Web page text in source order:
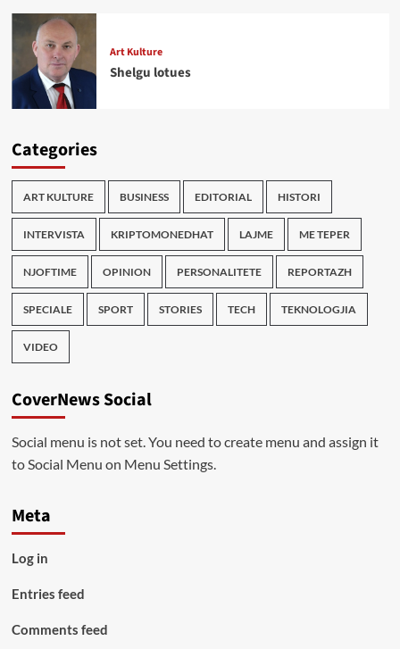
Art Kulture
Shelgu lotues
Categories
ART KULTURE BUSINESS EDITORIAL HISTORI
INTERVISTA KRIPTOMONEDHAT LAJME ME TEPER
NJOFTIME OPINION PERSONALITETE REPORTAZH
SPECIALE SPORT STORIES TECH TEKNOLOGJIA
VIDEO
CoverNews Social
Social menu is not set. You need to create menu and assign it
to Social Menu on Menu Settings.
Meta
Log in
Entries feed
Comments feed